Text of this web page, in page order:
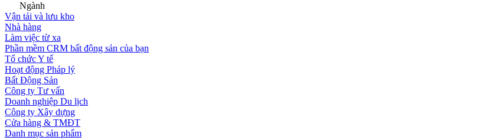
Ngành
Vận tải và lưu kho
Nhà hàng
Làm việc từ xa
Phần mềm CRM bất động sản của bạn
Tổ chức Y tế
Hoạt động Pháp lý
Bất Động Sản
Công ty Tư vấn
Doanh nghiệp Du lịch
Công ty Xây dựng
Cửa hàng & TMĐT
Danh mục sản phẩm